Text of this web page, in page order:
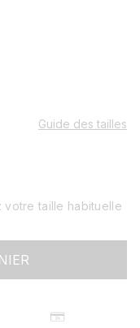
Guide des tailles
votre taille habituelle